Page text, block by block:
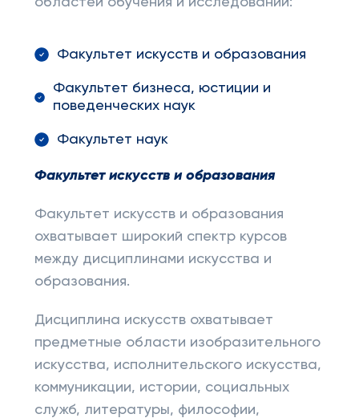
Факультет искусств и образования
Факультет бизнеса, юстиции и
поведенческих наук
Факультет наук
Факультет искусств и образования
Факультет искусств и образования
охватывает широкий спектр курсов
между дисциплинами искусства и
образования.
Дисциплина искусств охватывает
предметные области изобразительного
искусства, исполнительского искусства,
коммуникации, истории, социальных
служб, литературы, философии,